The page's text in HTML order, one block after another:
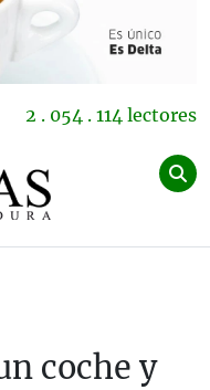
2 . 054 . 114 lectores
coche y